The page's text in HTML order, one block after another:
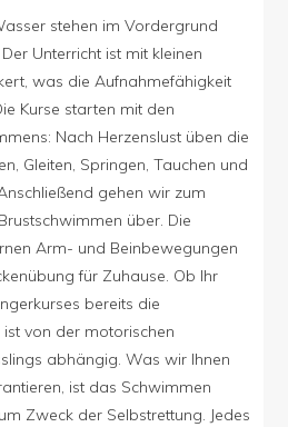
stehen im Vordergrund
Unterricht ist mit kleinen
was die Aufnahmefähigkeit
Kurse starten mit den
Nach Herzenslust üben die
Gleiten, Springen, Tauchen und
gehen wir zum
über. Die
Arm- und Beinbewegungen
für Zuhause. Ob Ihr
bereits die
ist von der motorischen
abhängig. Was wir Ihnen
ist das Schwimmen
Zweck der Selbstrettung. Jedes